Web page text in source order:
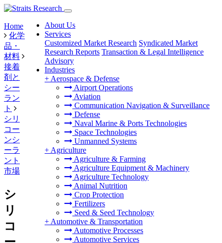
About Us
Services
Customized Market Research Syndicated Market
Research Reports Transaction & Legal Intelligence
Advisory
Industries
+ Aerospace & Defense
Airport Operations
Aviation
Communication Navigation & Surveillance
Defense
Naval Marine & Ports Technologies
Space Technologies
Unmanned Systems
+ Agriculture
Agriculture & Farming
Agriculture Equipment & Machinery
Agriculture Technology
Animal Nutrition
Crop Protection
Fertilizers
Seed & Seed Technology
+ Automotive & Transportation
Automotive Processes
Automotive Services
Home
化学
品・
材料
接着
剤と
シー
ラン
ト
シリ
コー
ンシ
ーラ
ント
市場
シ
リ
コ